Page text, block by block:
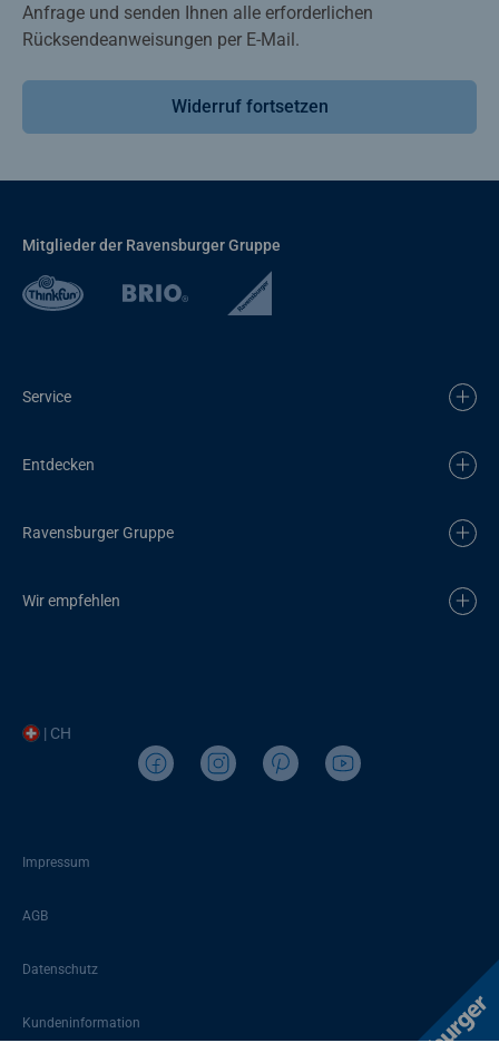
Anfrage und senden Ihnen alle erforderlichen
Rücksendeanweisungen per E-Mail.
Widerruf fortsetzen
Mitglieder der Ravensburger Gruppe
Service
Entdecken
Ravensburger Gruppe
Wir empfehlen
| CH
Impressum
AGB
Datenschutz
Kundeninformation